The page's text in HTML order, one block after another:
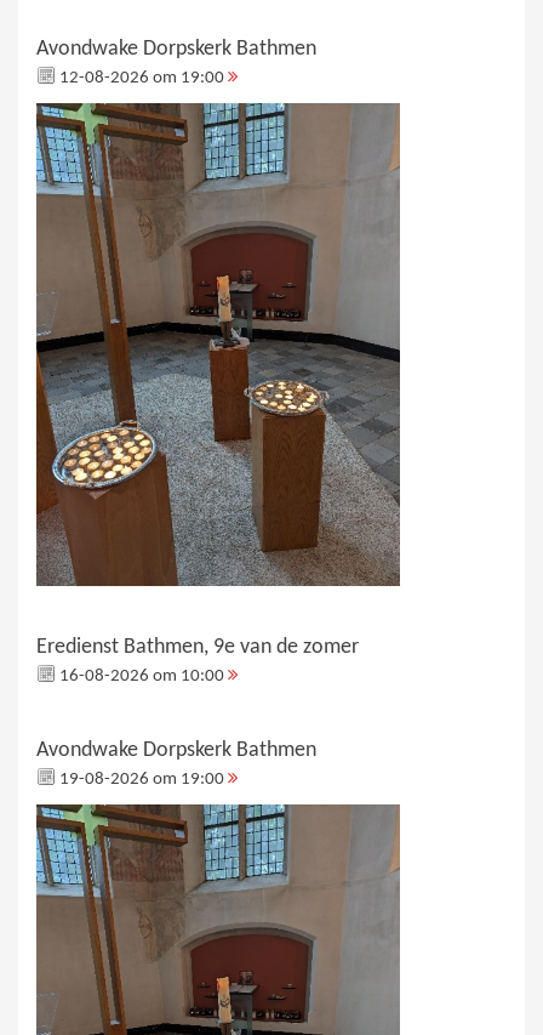
Avondwake Dorpskerk Bathmen
12-08-2026 om 19:00
Eredienst Bathmen, 9e van de zomer
16-08-2026 om 10:00
Avondwake Dorpskerk Bathmen
19-08-2026 om 19:00